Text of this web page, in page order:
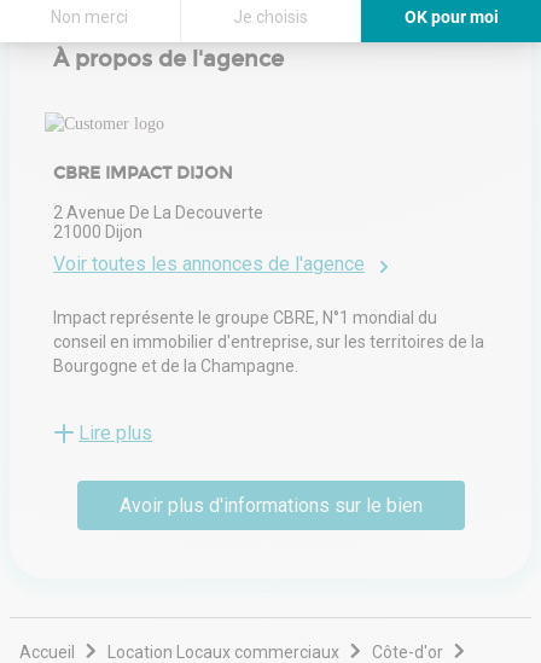
Non merci Je choisis
OK pour moi
Axeptio consent
Plateforme de Gestion du Consentement : Personnalisez vos Options
À propos de l'agence
CBRE IMPACT DIJON
2 Avenue De La Decouverte
21000 Dijon
Voir toutes les annonces de l'agence
Impact représente le groupe CBRE, N°1 mondial du
conseil en immobilier d'entreprise, sur les territoires de la
Bourgogne et de la Champagne.
leurs conseils suivant leur spécialisation (immobilier
secondée par un service back-office de 5 personnes.
Lire plus
Avoir plus d'informations sur le bien
Accueil Location Locaux commerciaux
Côte-d'or